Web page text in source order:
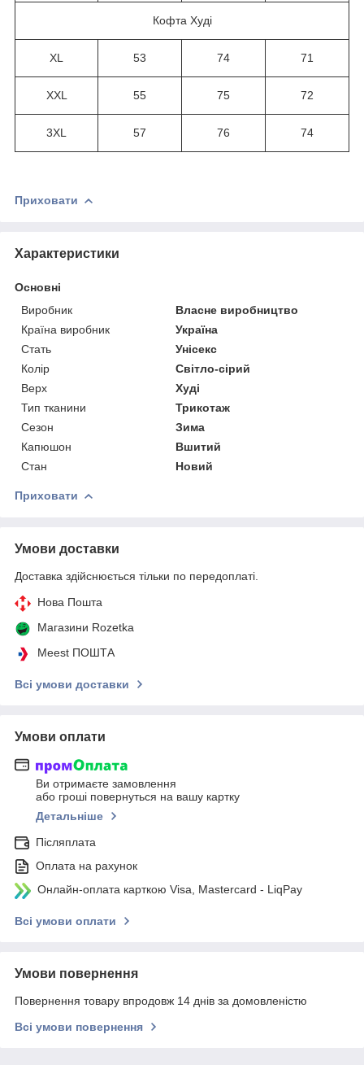
Кофта Худі
XL 53 74 71
XXL 55 75 72
3XL 57 76 74
Приховати
Характеристики
Основні
Виробник
Власне виробництво
Країна виробник
Україна
Стать
Унісекс
Колір
Світло-сірий
Верх
Худі
Тип тканини
Трикотаж
Сезон
Зима
Капюшон
Вшитий
Стан
Новий
Приховати
Умови доставки
Доставка здійснюється тільки по передоплаті.
Нова Пошта
Магазини Rozetka
Meest ПОШТА
Всі умови доставки
Умови оплати
Ви отримаєте замовлення
або гроші повернуться на вашу картку
Детальніше
Післяплата
Оплата на рахунок
Онлайн-оплата карткою Visa, Mastercard - LiqPay
Всі умови оплати
Умови повернення
Повернення товару впродовж 14 днів за домовленістю
Всі умови повернення